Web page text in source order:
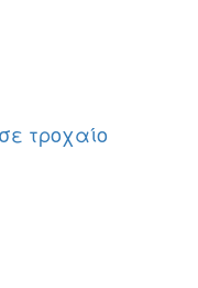
τροχαίο